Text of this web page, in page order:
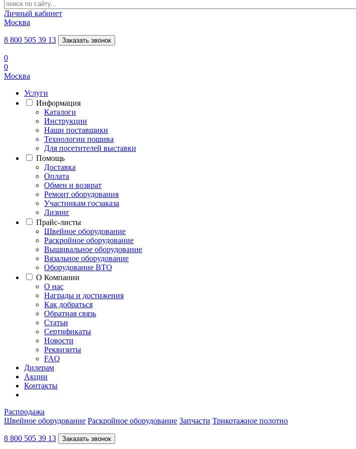
Личный кабинет
Москва
8 800 505 39 13 Заказать звонок
0
0
Москва
Услуги
Информация
Каталоги
Инструкции
Наши поставщики
Технологии пошива
Для посетителей выставки
Помощь
Доставка
Оплата
Обмен и возврат
Ремонт оборудования
Участникам госзаказа
Лизинг
Прайс-листы
Швейное оборудование
Раскройное оборудование
Вышивальное оборудование
Вязальное оборудование
Оборудование ВТО
О Компании
О нас
Награды и достижения
Как добраться
Обратная связь
Статьи
Сертификаты
Новости
Реквизиты
FAQ
Дилерам
Акции
Контакты
Распродажа
Швейное оборудование Раскройное оборудование Запчасти Трикотажное полотно
8 800 505 39 13 Заказать звонок